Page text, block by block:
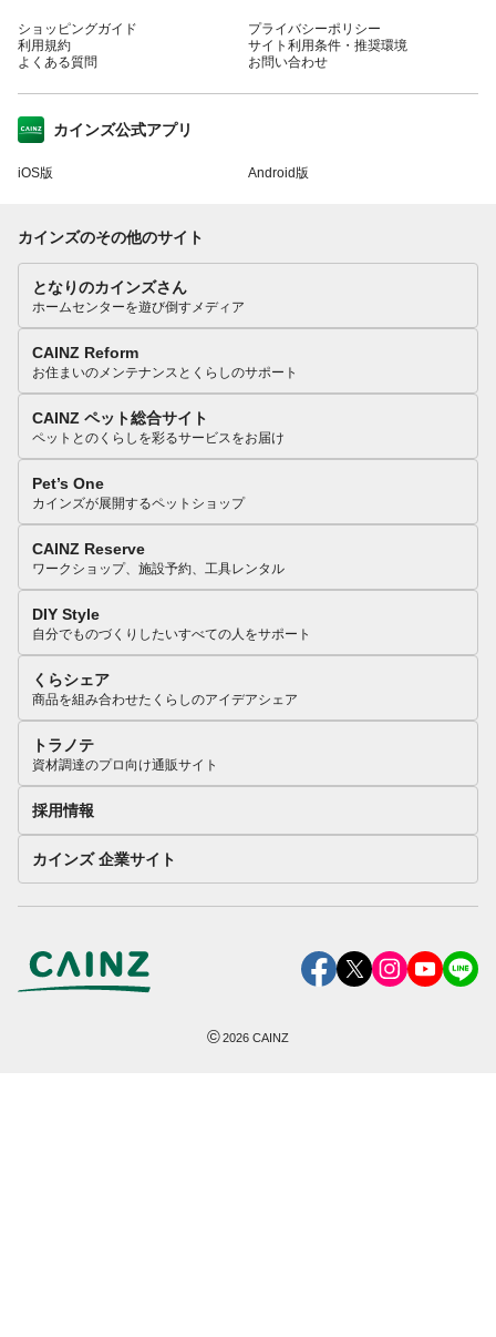
ショッピングガイド
利用規約
よくある質問
プライバシーポリシー
サイト利用条件・推奨環境
お問い合わせ
カインズ公式アプリ
iOS版 Android版
カインズのその他のサイト
となりのカインズさん
ホームセンターを遊び倒すメディア
CAINZ Reform
お住まいのメンテナンスとくらしのサポート
CAINZ ペット総合サイト
ペットとのくらしを彩るサービスをお届け
Pet’s One
カインズが展開するペットショップ
CAINZ Reserve
ワークショップ、施設予約、工具レンタル
DIY Style
自分でものづくりしたいすべての人をサポート
くらシェア
商品を組み合わせたくらしのアイデアシェア
トラノテ
資材調達のプロ向け通販サイト
採用情報
カインズ 企業サイト
©2026 CAINZ